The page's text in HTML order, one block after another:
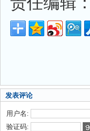
发表评论
用户名:
验证码: